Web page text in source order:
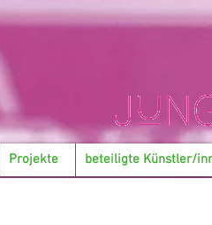
Projekte beteiligte Künstler/